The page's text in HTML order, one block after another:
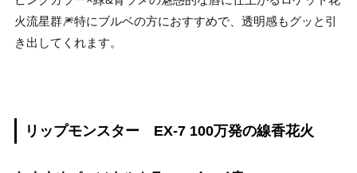
火流星群🎆特にブルベの方におすすめで、透明感もグッと引
き出してくれます。
リップモンスター EX-7 100万発の線香花火